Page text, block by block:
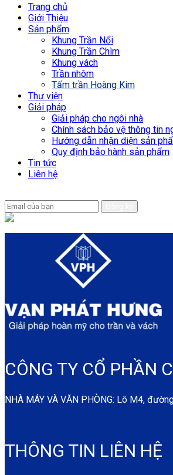
Trang chủ
Giới Thiệu
Sản phẩm
Khung Trần Nổi
Khung Trần Chìm
Khung vách
Trần nhôm
Tấm trần Hoàng Kim
Thư viện
Giải pháp
Giải pháp cho ngôi nhà
Chính sách bảo vệ thông tin
Hướng dẫn nhận diện sản
Quy định bảo hành sản phẩm
Tin tức
Liên hệ
CÔNG TY CỔ PHẦN
NHÀ MÁY VÀ VĂN PHÒNG: Lô M4,
THÔNG TIN LIÊN HỆ